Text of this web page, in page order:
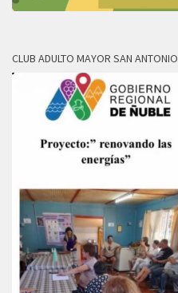
CLUB ADULTO MAYOR SAN ANTONIO